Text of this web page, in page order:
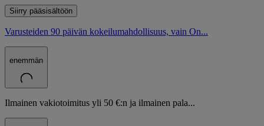
Siirry pääsisältöön
Varusteiden 90 päivän kokeilumahdollisuus, vain On...
enemmän
Ilmainen vakiotoimitus yli 50 €:n ja ilmainen pala...